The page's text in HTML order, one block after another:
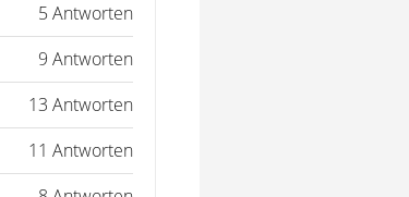
5 Antworten
9 Antworten
13 Antworten
11 Antworten